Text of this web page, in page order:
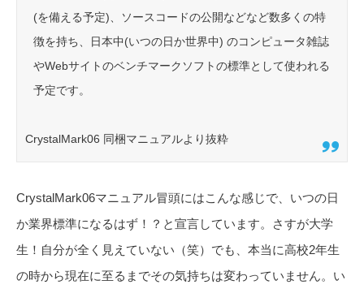
(を備える予定)、ソースコードの公開などなど数多くの特
徴を持ち、日本中(いつの日か世界中) のコンピュータ雑誌
やWebサイトのベンチマークソフトの標準として使われる
予定です。
CrystalMark06 同梱マニュアルより抜粋
CrystalMark06マニュアル冒頭にはこんな感じで、いつの日
か業界標準になるはず！？と宣言しています。さすが大学
生！自分が全く見えていない（笑）でも、本当に高校2年生
の時から現在に至るまでその気持ちは変わっていません。い